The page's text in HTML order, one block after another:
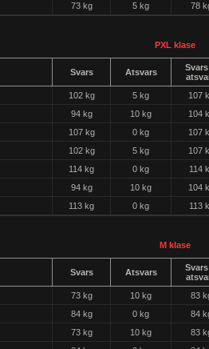
73 kg 5 kg 78
PXL klase
Svars Atsvars
102 kg 5 kg
107
94 kg 10 kg
104
107 kg 0 kg
107
102 kg 5 kg
107
114 kg 0 kg
114
94 kg 10 kg
104
113 kg 0 kg 113
M klase
Svars Atsvars
73 kg 10 kg
83
84 kg 0 kg
84
73 kg 10 kg
83